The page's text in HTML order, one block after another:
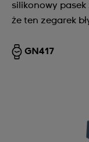
silikonowy
że ten zegarek
GN417